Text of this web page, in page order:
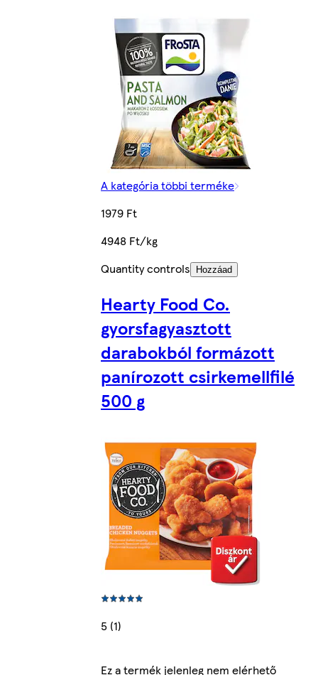
A kategória többi terméke
1979 Ft
4948 Ft/kg
Quantity controls
Hozzáad
Hearty Food Co.
gyorsfagyasztott
darabokból formázott
panírozott csirkemellfilé
500 g
5 (1)
Ez a termék jelenleg nem elérhető